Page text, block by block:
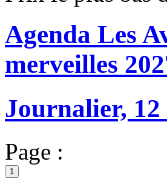
Agenda Les
merveilles
Journalier,
Page :
1